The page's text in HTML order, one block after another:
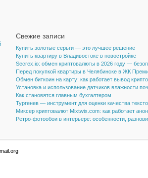
Свежие записи
Купить золотые серьги — это лучшее решение
Купить квартиру в Владивостоке в новостройке
Secrex.io: обмен криптовалюты в 2026 году —
Перед покупкой квартиры в Челябинске в ЖК
Обмен биткоин на карту: как работает вывод
Установка и использование датчиков влажности
Как становятся главным бухгалтером
Тургенев — инструмент для оценки качества
Миксер криптовалют Mixtwix.com: как работает
Ретро-фотообои в интерьере: особенности,